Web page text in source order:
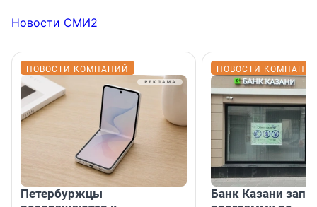
Новости СМИ2
НОВОСТИ КОМПАНИЙ
Петербуржцы
НОВОСТИ
Банк Казани